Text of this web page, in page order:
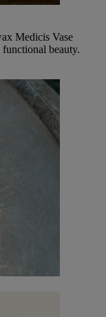
Medicis Vase
beauty.